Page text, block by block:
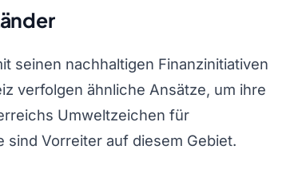
seinen nachhaltigen Finanzinitiativen
verfolgen ähnliche Ansätze, um ihre
Umweltzeichen für
sind Vorreiter auf diesem Gebiet.